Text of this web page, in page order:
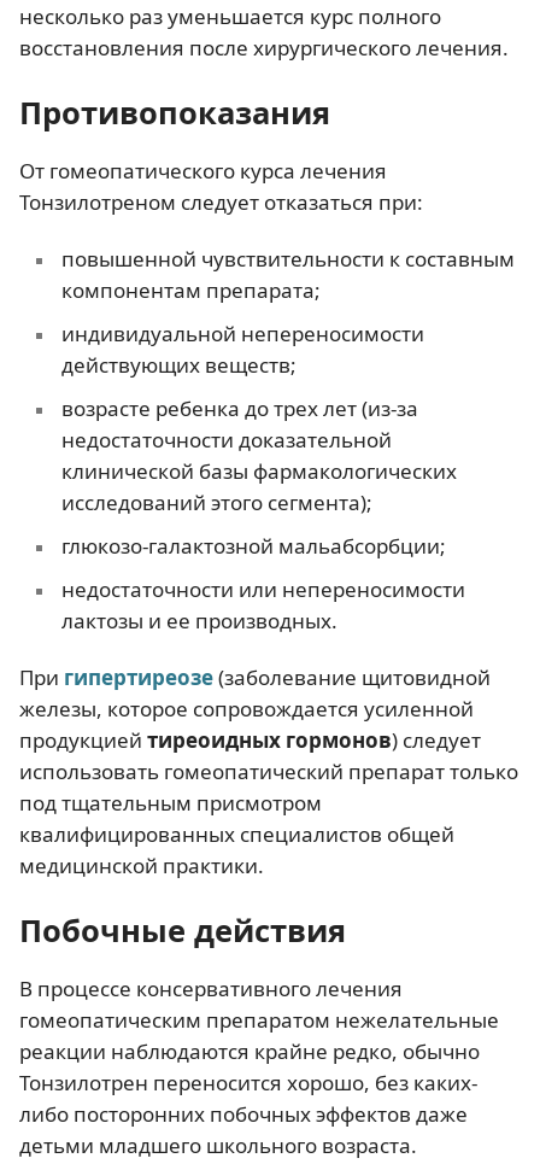
несколько раз уменьшается курс полного
восстановления после хирургического лечения.
Противопоказания
От гомеопатического курса лечения
Тонзилотреном следует отказаться при:
повышенной чувствительности к составным
компонентам препарата;
индивидуальной непереносимости
действующих веществ;
возрасте ребенка до трех лет (из-за
недостаточности доказательной
клинической базы фармакологических
исследований этого сегмента);
глюкозо-галактозной мальабсорбции;
недостаточности или непереносимости
лактозы и ее производных.
При гипертиреозе(заболевание щитовидной
железы, которое сопровождается усиленной
продукцией тиреоидных гормонов) следует
использовать гомеопатический препарат только
под тщательным присмотром
квалифицированных специалистов общей
медицинской практики.
Побочные действия
В процессе консервативного лечения
гомеопатическим препаратом нежелательные
реакции наблюдаются крайне редко, обычно
Тонзилотрен переносится хорошо, без каких-
либо посторонних побочных эффектов даже
детьми младшего школьного возраста.